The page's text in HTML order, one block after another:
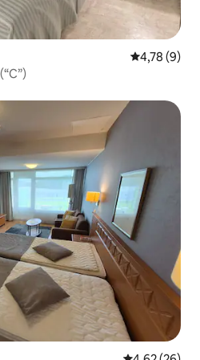
4,78 (9)